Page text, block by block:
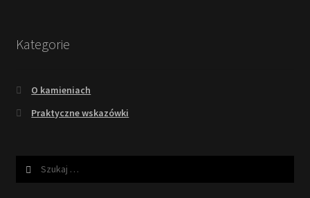
Kategorie
O kamieniach
Praktyczne wskazówki